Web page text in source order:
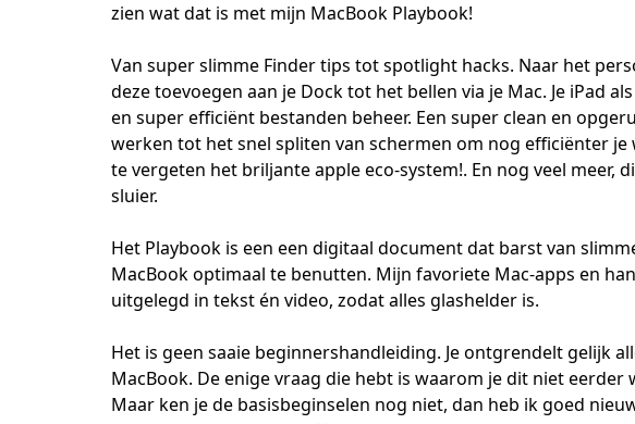
zien wat dat is met mijn MacBook Playbook!
Van super slimme Finder tips tot spotlight hacks. Naar het
deze toevoegen aan je Dock tot het bellen via je Mac. Je iPad
en super efficiënt bestanden beheer. Een super clean en
werken tot het snel spliten van schermen om nog efficiënter
te vergeten het briljante apple eco-system!. En nog veel meer,
sluier.
Het Playbook is een een digitaal document dat barst van
MacBook optimaal te benutten. Mijn favoriete Mac-apps en
uitgelegd in tekst én video, zodat alles glashelder is.
Het is geen saaie beginnershandleiding. Je ontgrendelt gelijk
MacBook. De enige vraag die hebt is waarom je dit niet eerder
Maar ken je de basisbeginselen nog niet, dan heb ik goed